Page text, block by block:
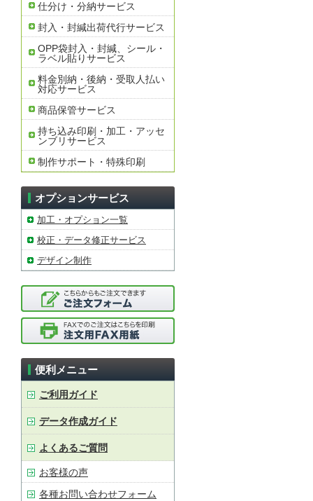
仕分け・分納サービス
封入・封緘出荷代行サービス
OPP袋封入・封緘、シール・
ラベル貼りサービス
料金別納・後納・受取人払い
対応サービス
商品保管サービス
持ち込み印刷・加工・アッセ
ンブリサービス
制作サポート・特殊印刷
オプションサービス
加工・オプション一覧
校正・データ修正サービス
デザイン制作
便利メニュー
ご利用ガイド
データ作成ガイド
よくあるご質問
お客様の声
各種お問い合わせフォーム